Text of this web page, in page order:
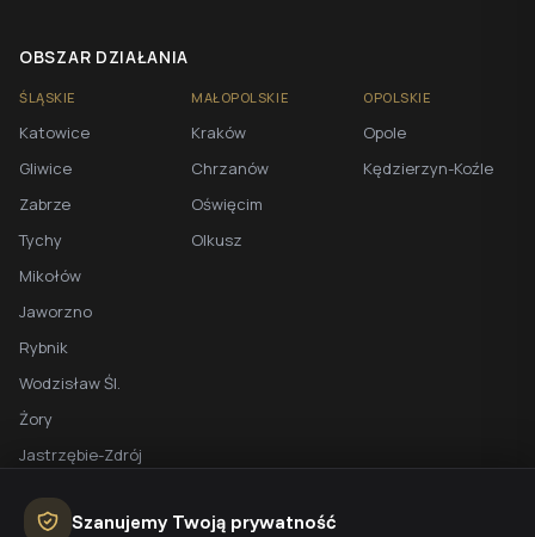
OBSZAR DZIAŁANIA
ŚLĄSKIE
Katowice
Gliwice
Zabrze
Tychy
Mikołów
Jaworzno
Rybnik
Wodzisław Śl.
Żory
Jastrzębie-Zdrój
MAŁOPOLSKIE
Kraków
Chrzanów
Oświęcim
Olkusz
OPOLSKIE
Opole
Kędzierzyn-Koźle
Szanujemy Twoją prywatność